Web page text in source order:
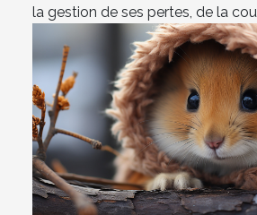
la gestion de ses pertes, de la